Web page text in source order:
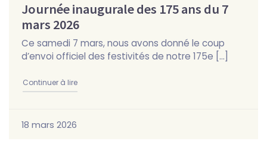
Journée inaugurale des 175 ans du 7
mars 2026
Ce samedi 7 mars, nous avons donné le coup
d’envoi officiel des festivités de notre 175e […]
Continuer à lire"Journée inaugurale des 175 ans du 7 mars 2026"
18 mars 2026